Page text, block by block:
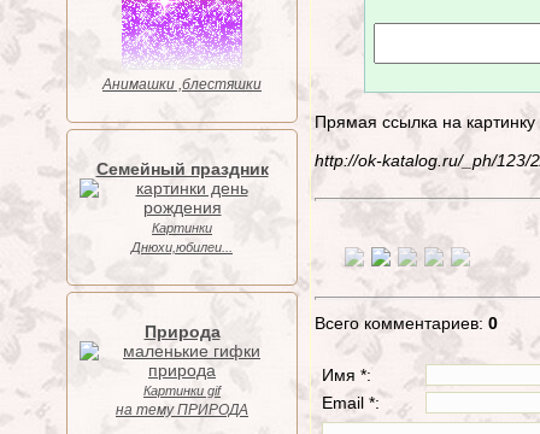
Анимашки ,блестяшки
Семейный праздник
Картинки
Днюхи,юбилеи...
Природа
Картинки gif
на тему ПРИРОДА
Прямая ссылка на картинку
http://ok-katalog.ru/_ph/123/
Всего комментариев: 0
Имя *:
Email *: